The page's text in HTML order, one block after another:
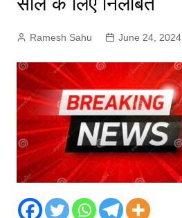
Ramesh Sahu June 24, 2024